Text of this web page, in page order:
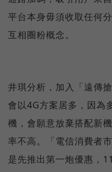
平台本身毋須收取任何
互相圈粉概念。
井琪分析，加入「遠傳
會以4G方案居多，因為
機，會願意放棄搭配新
率不高。「電信消費者
是先推出第一炮優惠，